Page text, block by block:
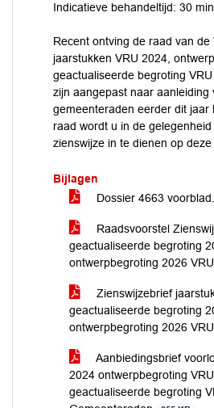
Indicatieve behandeltijd: 30
Recent ontving de raad van de
jaarstukken VRU 2024,
geactualiseerde begroting
zijn aangepast naar aanleiding
gemeenteraden eerder dit jaar
raad wordt u in de
zienswijze in te dienen op deze
Bijlagen
Dossier 4663
Raadsvoorstel
geactualiseerde begroting
ontwerpbegroting 2026 VRU
Zienswijzebrief
geactualiseerde begroting
ontwerpbegroting 2026 VRU
Aanbiedingsbrief
2024 ontwerpbegroting
geactualiseerde begroting